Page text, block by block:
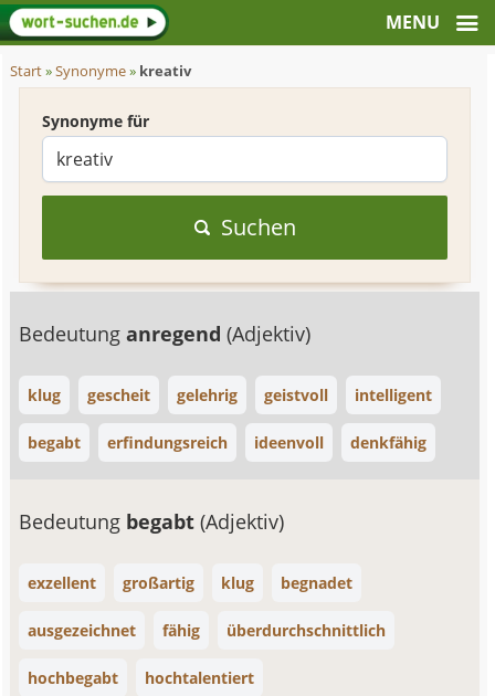
Start»Synonyme» kreativ
Synonyme für
Suchen
Bedeutunganregend(Adjektiv)
klug gescheit gelehrig geistvoll intelligent
begabt erfindungsreich ideenvoll denkfähig
Bedeutung begabt(Adjektiv)
exzellent großartig klug begnadet
ausgezeichnet fähig überdurchschnittlich
hochbegabt hochtalentiert